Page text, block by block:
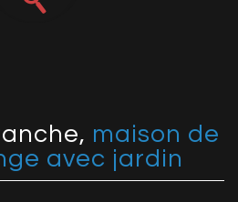
maison de
avec jardin